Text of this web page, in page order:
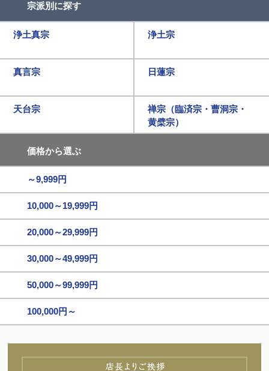
宗派別に探す
浄土真宗 浄土宗
真言宗 日蓮宗
天台宗
禅宗（臨済宗・曹洞宗・
黄檗宗）
価格から選ぶ
～9,999円
10,000～19,999円
20,000～29,999円
30,000～49,999円
50,000～99,999円
100,000円～